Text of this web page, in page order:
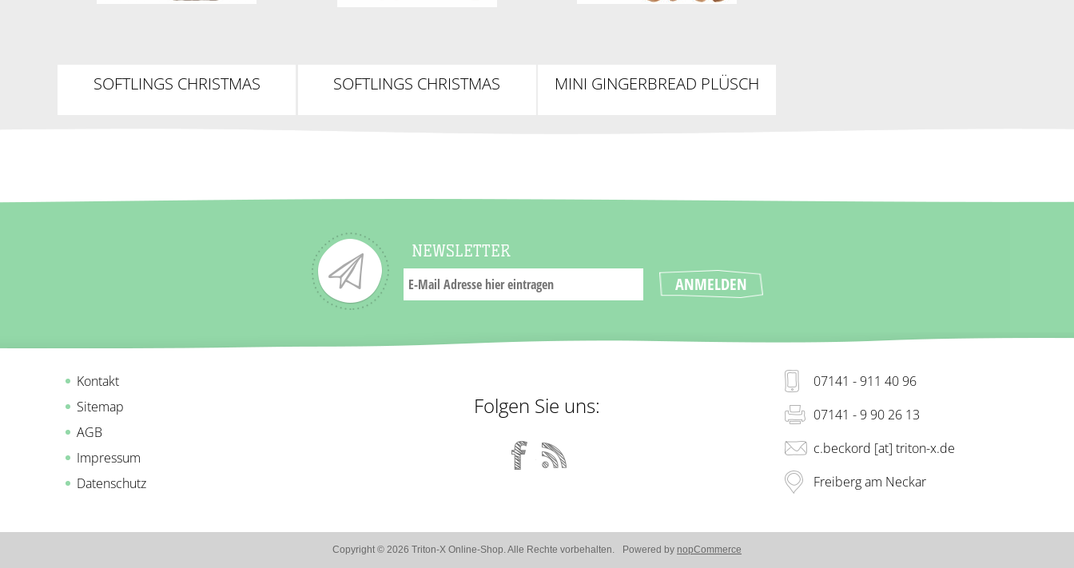
SOFTLINGS CHRISTMAS
SOFTLINGS CHRISTMAS
MINI GINGERBREAD PLÜSCH
NEWSLETTER
Kontakt
Sitemap
AGB
Impressum
Datenschutz
Folgen Sie uns:
07141 - 911 40 96
07141 - 9 90 26 13
c.beckord [at] triton-x.de
Freiberg am Neckar
Copyright © 2026 Triton-X Online-Shop. Alle Rechte vorbehalten. Powered by nopCommerce